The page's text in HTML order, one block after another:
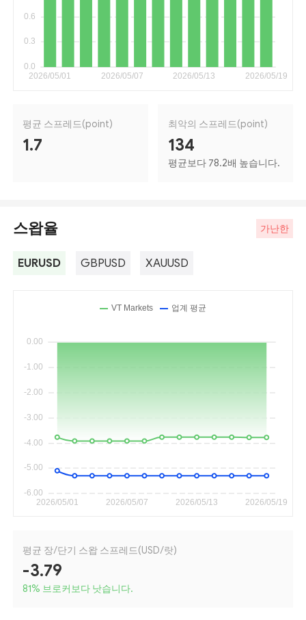
평균 스프레드(point)
1.7
최악의 스프레드(point)
134
평균보다 78.2배 높습니다.
스왑율 가난한
EURUSD GBPUSD XAUUSD
평균 장/단기 스왑 스프레드(USD/랏)
-3.79
81% 브로커보다 낫습니다.